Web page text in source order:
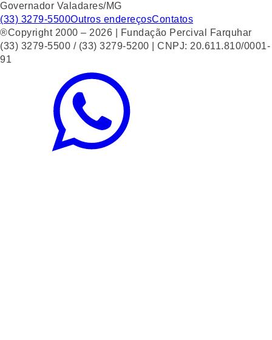
Governador Valadares/MG
(33) 3279-5500Outros endereçosContatos
®Copyright 2000 – 2026 | Fundação Percival Farquhar
(33) 3279-5500 / (33) 3279-5200 | CNPJ: 20.611.810/0001-
91